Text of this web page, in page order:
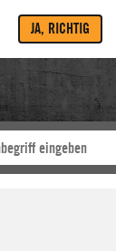
JA, RICHTIG